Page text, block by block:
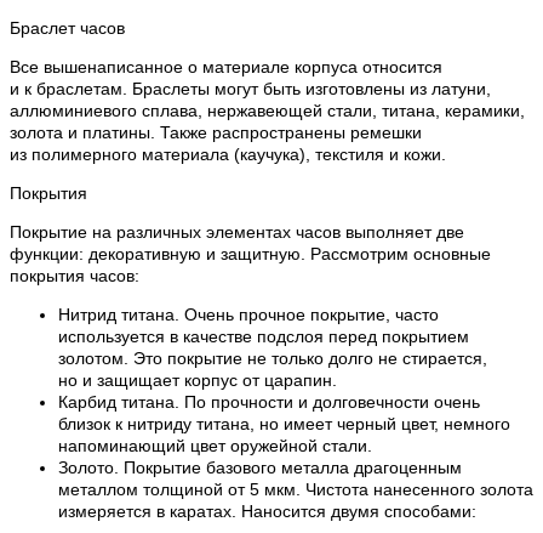
Браслет часов
Все вышенаписанное о материале корпуса относится
и к браслетам. Браслеты могут быть изготовлены из латуни,
аллюминиевого сплава, нержавеющей стали, титана, керамики,
золота и платины. Также распространены ремешки
из полимерного материала (каучука), текстиля и кожи.
Покрытия
Покрытие на различных элементах часов выполняет две
функции: декоративную и защитную. Рассмотрим основные
покрытия часов:
Нитрид титана. Очень прочное покрытие, часто
используется в качестве подслоя перед покрытием
золотом. Это покрытие не только долго не стирается,
но и защищает корпус от царапин.
Карбид титана. По прочности и долговечности очень
близок к нитриду титана, но имеет черный цвет, немного
напоминающий цвет оружейной стали.
Золото. Покрытие базового металла драгоценным
металлом толщиной от 5 мкм. Чистота нанесенного золота
измеряется в каратах. Наносится двумя способами: